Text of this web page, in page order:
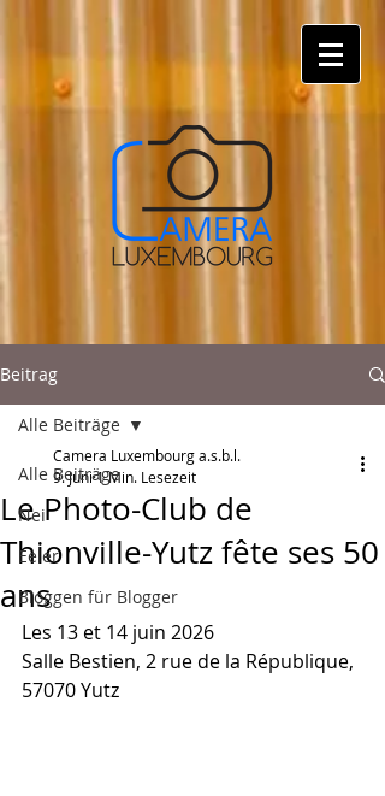
Beitrag
Alle Beiträge
Nei
Eeler
Bloggen für Blogger
Alle Beiträge
Le Photo-Club de
Thionville-Yutz fête ses 50
ans
Camera Luxembourg a.s.b.l.
9. Juni1 Min. Lesezeit
Les 13 et 14 juin 2026
Salle Bestien, 2 rue de la République,
57070 Yutz